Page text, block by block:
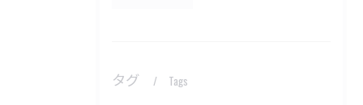
タグ Tags